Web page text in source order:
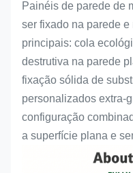
Painéis de parede de
ser fixado na parede
principais: cola
destrutiva na parede
fixação sólida de
personalizados extra-
configuração
a superfície plana e